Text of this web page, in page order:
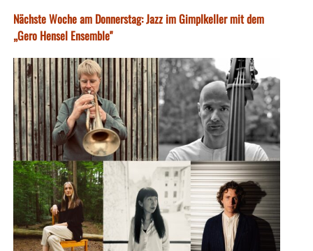
Nächste Woche am Donnerstag: Jazz im Gimplkeller mit dem
„Gero Hensel Ensemble"